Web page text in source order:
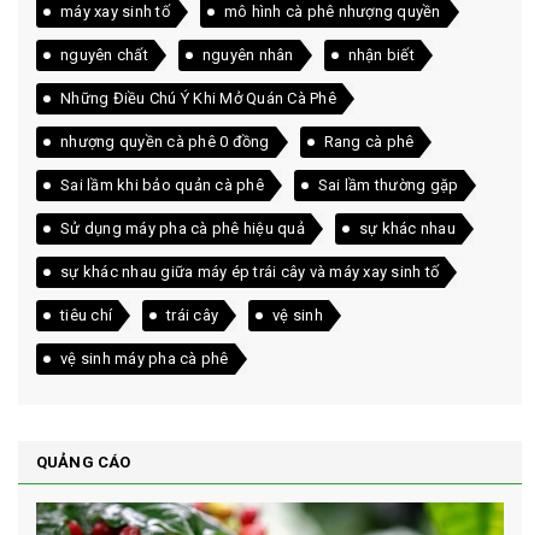
máy xay sinh tố mô hình cà phê nhượng quyền
nguyên chất nguyên nhân nhận biết
Những Điều Chú Ý Khi Mở Quán Cà Phê
nhượng quyền cà phê 0 đồng Rang cà phê
Sai lầm khi bảo quản cà phê Sai lầm thường gặp
Sử dụng máy pha cà phê hiệu quả sự khác nhau
sự khác nhau giữa máy ép trái cây và máy xay sinh tố
tiêu chí trái cây vệ sinh
vệ sinh máy pha cà phê
QUẢNG CÁO